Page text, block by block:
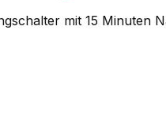
mit 15 Minuten